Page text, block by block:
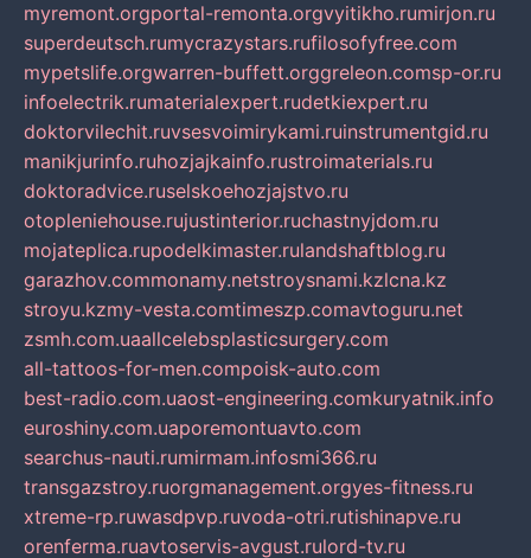
myremont.orgportal-remonta.orgvyitikho.rumirjon.ru
superdeutsch.rumycrazystars.rufilosofyfree.com
mypetslife.orgwarren-buffett.orggreleon.comsp-or.ru
infoelectrik.rumaterialexpert.rudetkiexpert.ru
doktorvilechit.ruvsesvoimirykami.ruinstrumentgid.ru
manikjurinfo.ruhozjajkainfo.rustroimaterials.ru
doktoradvice.ruselskoehozjajstvo.ru
otopleniehouse.rujustinterior.ruchastnyjdom.ru
mojateplica.rupodelkimaster.rulandshaftblog.ru
garazhov.commonamy.netstroysnami.kzlcna.kz
stroyu.kzmy-vesta.comtimeszp.comavtoguru.net
zsmh.com.uaallcelebsplasticsurgery.com
all-tattoos-for-men.compoisk-auto.com
best-radio.com.uaost-engineering.comkuryatnik.info
euroshiny.com.uaporemontuavto.com
searchus-nauti.rumirmam.infosmi366.ru
transgazstroy.ruorgmanagement.orgyes-fitness.ru
xtreme-rp.ruwasdpvp.ruvoda-otri.rutishinapve.ru
orenferma.ruavtoservis-avgust.rulord-tv.ru